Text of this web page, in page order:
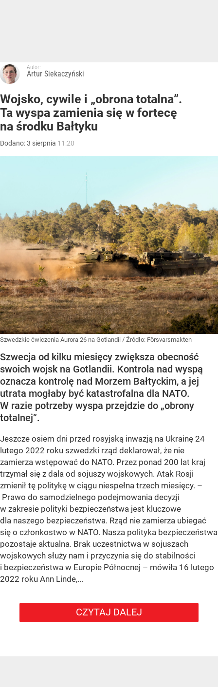
Autor:
Artur Siekaczyński
Wojsko, cywile i „obrona totalna”.
Ta wyspa zamienia się w fortecę
na środku Bałtyku
Dodano:3 sierpnia 11:20
Szwedzkie ćwiczenia Aurora 26 na Gotlandii / Źródło: Försvarsmakten
Szwecja od kilku miesięcy zwiększa obecność
swoich wojsk na Gotlandii. Kontrola nad wyspą
oznacza kontrolę nad Morzem Bałtyckim, a jej
utrata mogłaby być katastrofalna dla NATO.
W razie potrzeby wyspa przejdzie do „obrony
totalnej”.
Jeszcze osiem dni przed rosyjską inwazją na Ukrainę 24
lutego 2022 roku szwedzki rząd deklarował, że nie
zamierza wstępować do NATO. Przez ponad 200 lat kraj
trzymał się z dala od sojuszy wojskowych. Atak Rosji
zmienił tę politykę w ciągu niespełna trzech miesięcy. –
Prawo do samodzielnego podejmowania decyzji
w zakresie polityki bezpieczeństwa jest kluczowe
dla naszego bezpieczeństwa. Rząd nie zamierza ubiegać
się o członkostwo w NATO. Nasza polityka bezpieczeństwa
pozostaje aktualna. Brak uczestnictwa w sojuszach
wojskowych służy nam i przyczynia się do stabilności
i bezpieczeństwa w Europie Północnej – mówiła 16 lutego
2022 roku Ann Linde,...
CZYTAJ DALEJ